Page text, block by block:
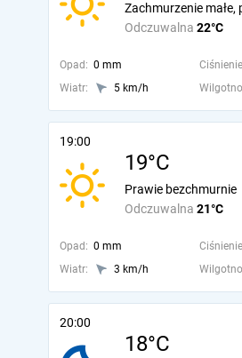
Odczuwalna 22°C
Zachmurzenie małe,
Opad: 0 mm
Wiatr:
5 km/h
19:00
19°C
Odczuwalna 21°C
Prawie bezchmurnie
Opad: 0 mm
Wiatr:
3 km/h
20:00
18°C